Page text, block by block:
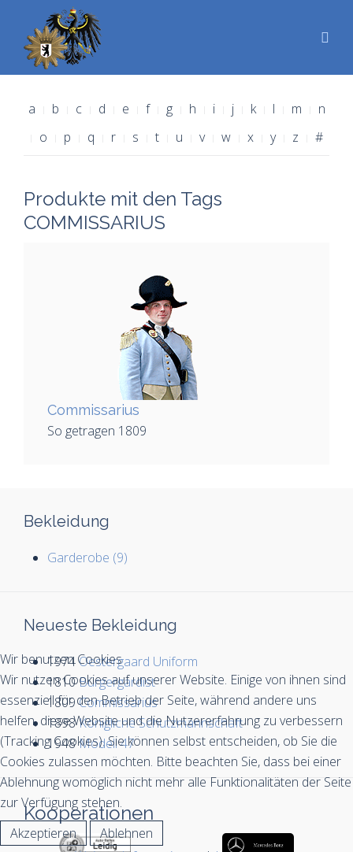
a b c d e f g h i j k l m
n
o
p q r s t u v w x y z #
Produkte mit den Tags
COMMISSARIUS
Commissarius
So getragen 1809
Bekleidung
Garderobe (9)
Neueste Bekleidung
1974Oestergaard Uniform
1810Bürgergardist
1809Commissarius
1898Königliche Schutzmannschaft
1948Modell 47
Kooperationen
Wir benutzen Cookies
Wir nutzen Cookies auf unserer Website. Einige von ihnen sind
essenziell für den Betrieb der Seite, während andere uns
helfen, diese Website und die Nutzererfahrung zu verbessern
(Tracking Cookies). Sie können selbst entscheiden, ob Sie die
Cookies zulassen möchten. Bitte beachten Sie, dass bei einer
Ablehnung womöglich nicht mehr alle Funktionalitäten der Seite
zur Verfügung stehen.
Akzeptieren
Ablehnen